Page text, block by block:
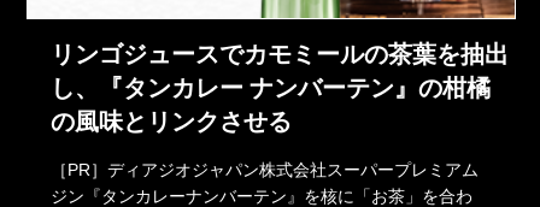
リンゴジュースでカモミールの茶葉を抽出
し、『タンカレー ナンバーテン』の柑橘
の風味とリンクさせる
［PR］ディアジオジャパン株式会社スーパープレミアム
ジン『タンカレーナンバーテン』を核に「お茶」を合わ